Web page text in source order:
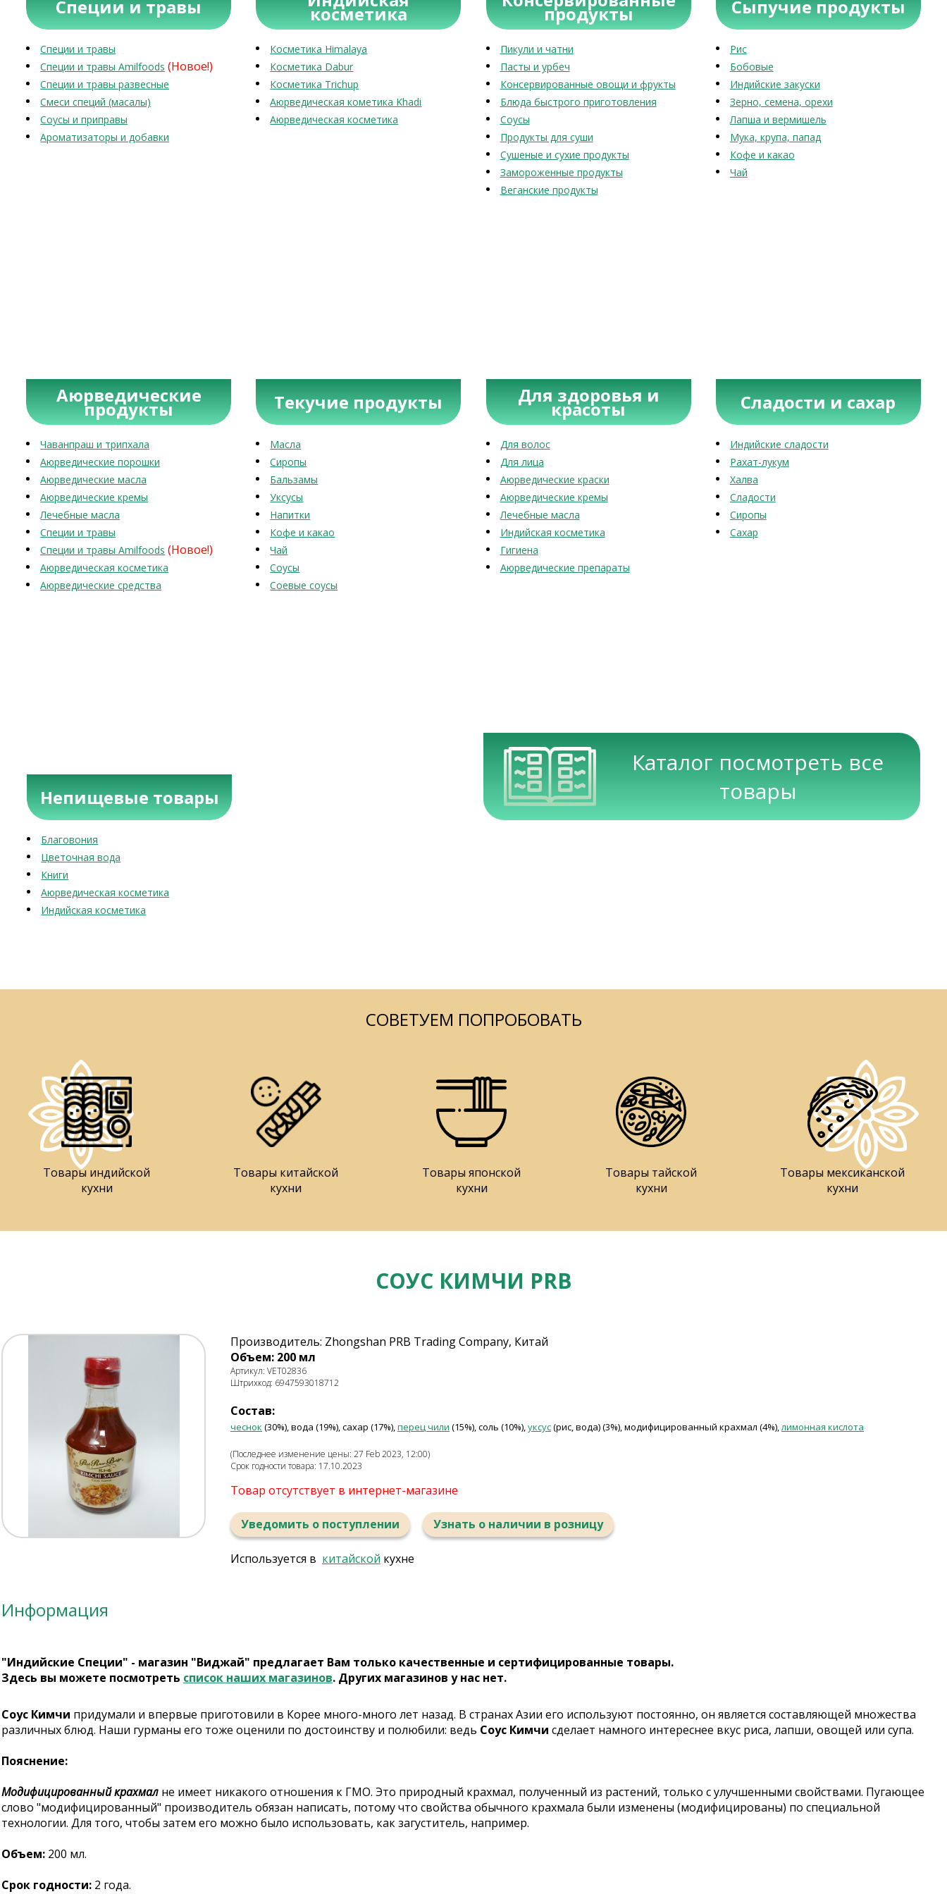
Специи и травы
Специи и травы
Специи и травы Amilfoods (Новое!)
Специи и травы развесные
Смеси специй (масалы)
Соусы и приправы
Ароматизаторы и добавки
косметика
Косметика Himalaya
Косметика Dabur
Косметика Trichup
Аюрведическая кометика Khadi
Аюрведическая косметика
продукты
Пикули и чатни
Пасты и урбеч
Консервированные овощи и фрукты
Блюда быстрого приготовления
Соусы
Продукты для суши
Сушеные и сухие продукты
Замороженные продукты
Веганские продукты
Сыпучие продукты
Рис
Бобовые
Индийские закуски
Зерно, семена, орехи
Лапша и вермишель
Мука, крупа, папад
Кофе и какао
Чай
Аюрведические
продукты
Чаванпраш и трипхала
Аюрведические порошки
Аюрведические масла
Аюрведические кремы
Лечебные масла
Специи и травы
Специи и травы Amilfoods (Новое!)
Аюрведическая косметика
Аюрведические средства
Текучие продукты
Масла
Сиропы
Бальзамы
Уксусы
Напитки
Кофе и какао
Чай
Соусы
Соевые соусы
Для здоровья и
красоты
Для волос
Для лица
Аюрведические краски
Аюрведические кремы
Лечебные масла
Индийская косметика
Гигиена
Аюрведические препараты
Сладости и сахар
Индийские сладости
Рахат-лукум
Халва
Сладости
Сиропы
Сахар
Непищевые товары
Благовония
Цветочная вода
Книги
Аюрведическая косметика
Индийская косметика
Каталог посмотреть все
товары
СОВЕТУЕМ ПОПРОБОВАТЬ
Товары индийской
кухни
Товары китайской
кухни
Товары японской
кухни
Товары тайской
кухни
Товары мексиканской
кухни
СОУС КИМЧИ PRB
Производитель: Zhongshan PRB Trading Company, Китай
Объем: 200 мл
Артикул: VET02836
Штрихкод: 6947593018712
Состав:
чеснок (30%), вода (19%), сахар (17%),перец чили (15%), соль (10%),уксус(рис, вода) (3%), модифицированный крахмал (4%),лимонная кислота
(Последнее изменение цены: 27 Feb 2023, 12:00)
Срок годности товара: 17.10.2023
Товар отсутствует в интернет-магазине
Уведомить о поступлении Узнать о наличии в розницу
Используется в китайской кухне
Информация
"Индийские Специи" - магазин "Виджай" предлагает Вам только качественные и сертифицированные товары.
Здесь вы можете посмотреть список наших магазинов. Других магазинов у нас нет.
Соус Кимчи придумали и впервые приготовили в Корее много-много лет назад. В странах Азии его используют постоянно, он является составляющей множества
различных блюд. Наши гурманы его тоже оценили по достоинству и полюбили: ведь Соус Кимчи сделает намного интереснее вкус риса, лапши, овощей или супа.
Пояснение:
Модифицированный крахмал не имеет никакого отношения к ГМО. Это природный крахмал, полученный из растений, только с улучшенными свойствами. Пугающее
слово "модифицированный" производитель обязан написать, потому что свойства обычного крахмала были изменены (модифицированы) по специальной
технологии. Для того, чтобы затем его можно было использовать, как загуститель, например.
Объем: 200 мл.
Срок годности: 2 года.